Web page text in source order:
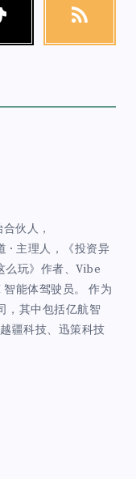
伙人，
· 主理人，《投资异
么玩》作者、Vibe
能体驾驶员。 作为
，其中包括亿航智
疆科技、迅策科技